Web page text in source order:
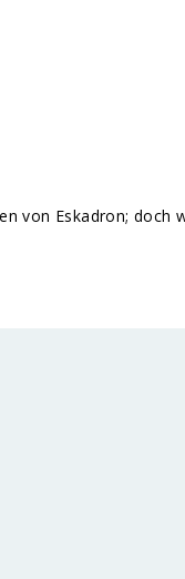
von Eskadron; doch